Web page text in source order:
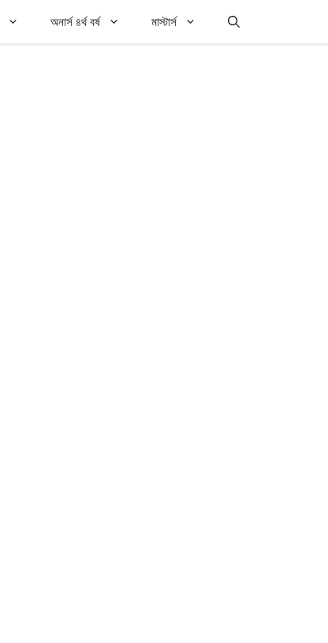
অনার্স ৪র্থ বর্ষ মাস্টার্স